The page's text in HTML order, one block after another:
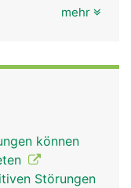
mehr
können
Störungen